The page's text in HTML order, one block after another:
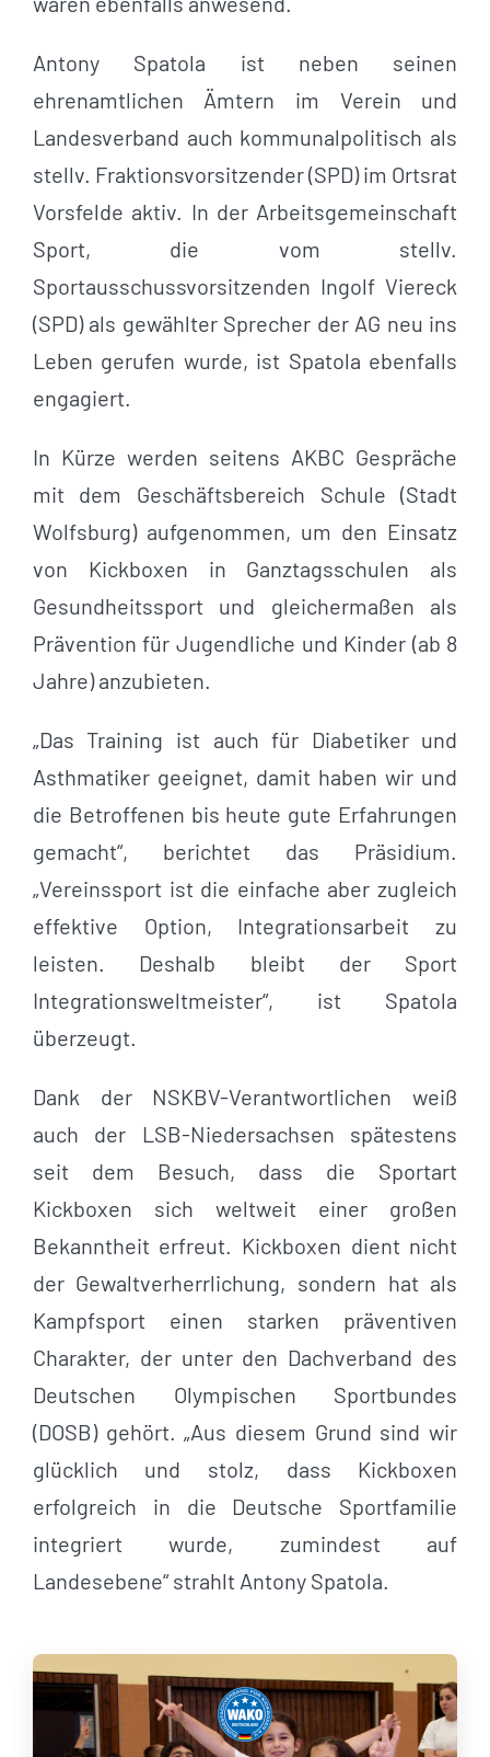
Antony Spatola ist neben seinen
ehrenamtlichen Ämtern im Verein und
Landesverband auch kommunalpolitisch als
stellv. Fraktionsvorsitzender (SPD) im Ortsrat
Vorsfelde aktiv. In der Arbeitsgemeinschaft
Sport, die vom stellv.
Sportausschussvorsitzenden Ingolf Viereck
(SPD) als gewählter Sprecher der AG neu ins
Leben gerufen wurde, ist Spatola ebenfalls
engagiert.
In Kürze werden seitens AKBC Gespräche
mit dem Geschäftsbereich Schule (Stadt
Wolfsburg) aufgenommen, um den Einsatz
von Kickboxen in Ganztagsschulen als
Gesundheitssport und gleichermaßen als
Prävention für Jugendliche und Kinder (ab 8
Jahre) anzubieten.
„Das Training ist auch für Diabetiker und
Asthmatiker geeignet, damit haben wir und
die Betroffenen bis heute gute Erfahrungen
gemacht“, berichtet das Präsidium.
„Vereinssport ist die einfache aber zugleich
effektive Option, Integrationsarbeit zu
leisten. Deshalb bleibt der Sport
Integrationsweltmeister“, ist Spatola
überzeugt.
Dank der NSKBV-Verantwortlichen weiß
auch der LSB-Niedersachsen spätestens
seit dem Besuch, dass die Sportart
Kickboxen sich weltweit einer großen
Bekanntheit erfreut. Kickboxen dient nicht
der Gewaltverherrlichung, sondern hat als
Kampfsport einen starken präventiven
Charakter, der unter den Dachverband des
Deutschen Olympischen Sportbundes
(DOSB) gehört. „Aus diesem Grund sind wir
glücklich und stolz, dass Kickboxen
erfolgreich in die Deutsche Sportfamilie
integriert wurde, zumindest auf
Landesebene“ strahlt Antony Spatola.